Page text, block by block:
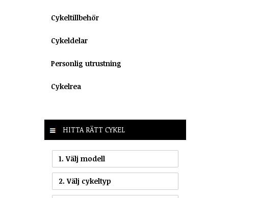
Cykeltillbehör
Cykeldelar
Personlig utrustning
Cykelrea
HITTA RÄTT CYKEL
1. Välj modell
2. Välj cykeltyp